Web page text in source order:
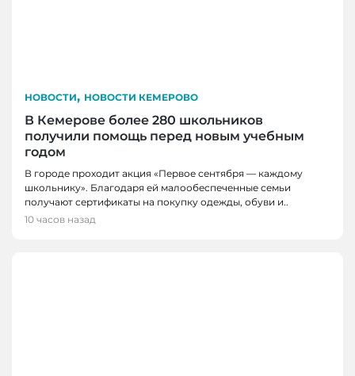
НОВОСТИ, НОВОСТИ КЕМЕРОВО
В Кемерове более 280 школьников
получили помощь перед новым учебным
годом
В городе проходит акция «Первое сентября — каждому
школьнику». Благодаря ей малообеспеченные семьи
получают сертификаты на покупку одежды, обуви и..
10 часов назад